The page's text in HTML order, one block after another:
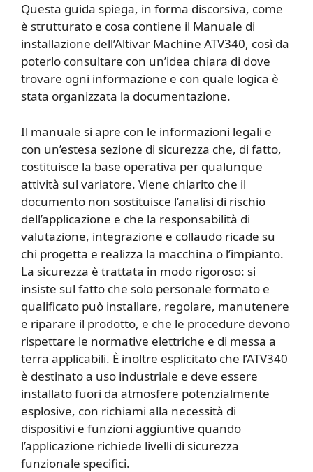
Questa guida spiega, in forma discorsiva, come
è strutturato e cosa contiene il Manuale di
installazione dell’Altivar Machine ATV340, così da
poterlo consultare con un’idea chiara di dove
trovare ogni informazione e con quale logica è
stata organizzata la documentazione.
Il manuale si apre con le informazioni legali e
con un’estesa sezione di sicurezza che, di fatto,
costituisce la base operativa per qualunque
attività sul variatore. Viene chiarito che il
documento non sostituisce l’analisi di rischio
dell’applicazione e che la responsabilità di
valutazione, integrazione e collaudo ricade su
chi progetta e realizza la macchina o l’impianto.
La sicurezza è trattata in modo rigoroso: si
insiste sul fatto che solo personale formato e
qualificato può installare, regolare, manutenere
e riparare il prodotto, e che le procedure devono
rispettare le normative elettriche e di messa a
terra applicabili. È inoltre esplicitato che l’ATV340
è destinato a uso industriale e deve essere
installato fuori da atmosfere potenzialmente
esplosive, con richiami alla necessità di
dispositivi e funzioni aggiuntive quando
l’applicazione richiede livelli di sicurezza
funzionale specifici.